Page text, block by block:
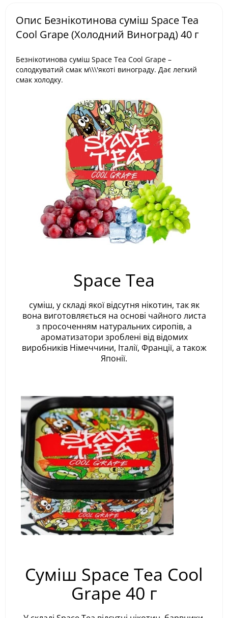
Опис Безнікотинова суміш Space Tea
Cool Grape (Холодний Виноград) 40 г
Безнікотинова суміш Space Tea Cool Grape –
солодкуватий смак м\\\'якоті винограду. Дає легкий
смак холодку.
Space Tea
суміш, у складі якої відсутня нікотин, так як
вона виготовляється на основі чайного листа
з просоченням натуральних сиропів, а
ароматизатори зроблені від відомих
виробників Німеччини, Італії, Франції, а також
Японії.
Суміш Space Tea Cool
Grape 40 г